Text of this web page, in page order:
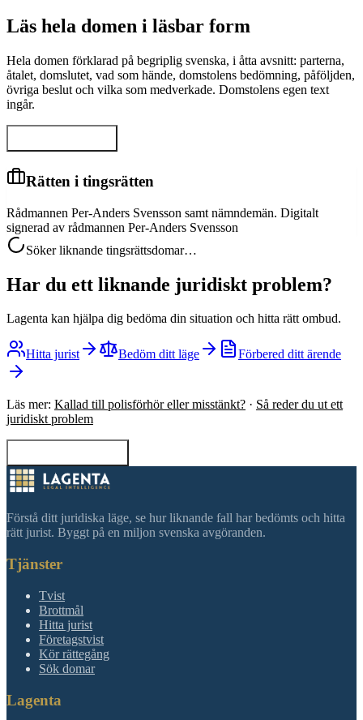
Läs hela domen i läsbar form
Hela domen förklarad på begriplig svenska, i åtta avsnitt: parterna,
åtalet, domslutet, vad som hände, domstolens bedömning, påföljden,
övriga beslut och vilka som medverkade. Domstolens egen text
ingår.
Rätten i tingsrätten
Rådmannen Per-Anders Svensson samt nämndemän. Digitalt
signerad av rådmannen Per-Anders Svensson
Söker liknande tingsrättsdomar…
Har du ett liknande juridiskt problem?
Lagenta kan hjälpa dig bedöma din situation och hitta rätt ombud.
Hitta jurist Bedöm ditt läge Förbered ditt ärende
Läs mer: Kallad till polisförhör eller misstänkt? · Så reder du ut ett
juridiskt problem
Förstå ditt juridiska läge, se hur liknande fall har bedömts och hitta
rätt jurist. Byggt på en miljon svenska avgöranden.
Tjänster
Tvist
Brottmål
Hitta jurist
Företagstvist
Kör rättegång
Sök domar
Lagenta